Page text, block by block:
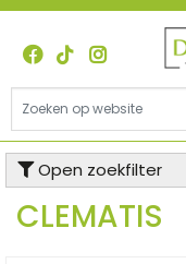
G
c
Open zoekfilter
CLEMATIS